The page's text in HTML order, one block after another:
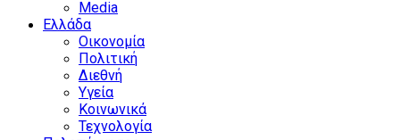
Media
Ελλάδα
Οικονομία
Πολιτική
Διεθνή
Υγεία
Κοινωνικά
Τεχνολογία